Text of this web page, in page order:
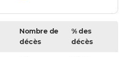
Nombre de
décès
% des
décès